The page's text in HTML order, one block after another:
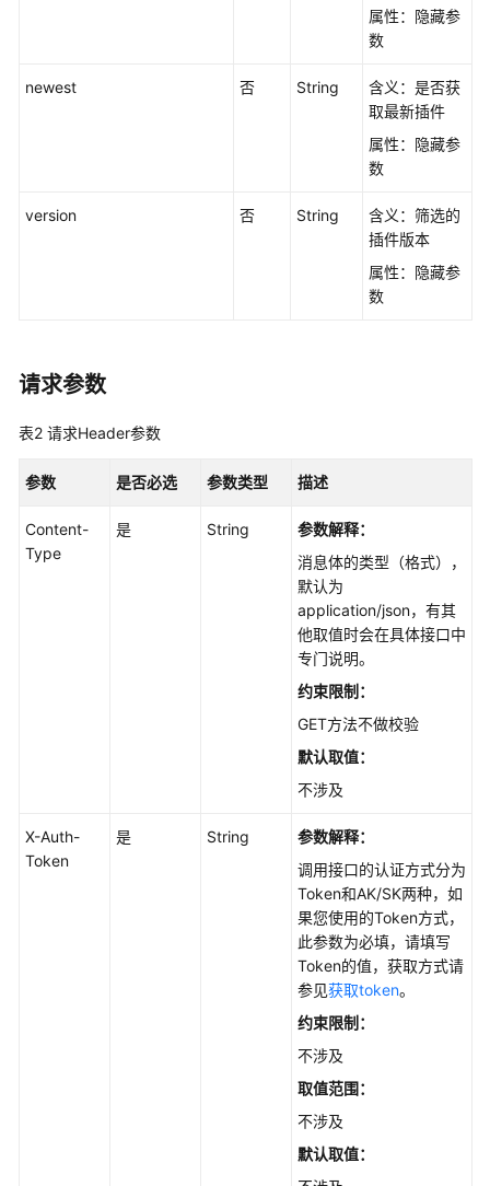
API
何
镜
缓
CreateAutopilotAddonInstance
属性：隐藏参
数
newest 否 String
含义：是否获
取最新插件
属性：隐藏参
数
version 否 String
含义：筛选的
插件版本
属性：隐藏参
数
请求参数
表2 请求Header参数
参数 是否必选 参数类型 描述
Content-
Type
是 String
参数解释：
消息体的类型（格式），
默认为
application/json，有其
他取值时会在具体接口中
专门说明。
约束限制：
GET方法不做校验
默认取值：
不涉及
X-Auth-
Token
是 String
参数解释：
调用接口的认证方式分为
Token和AK/SK两种，如
果您使用的Token方式，
此参数为必填，请填写
Token的值，获取方式请
参见获取token。
约束限制：
不涉及
取值范围：
不涉及
默认取值：